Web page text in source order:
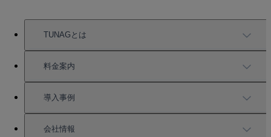
TUNAGとは
TUNAGの特徴
機能一覧
充実したサポート
料金案内
料金案内
導入事例
導入事例
会社情報